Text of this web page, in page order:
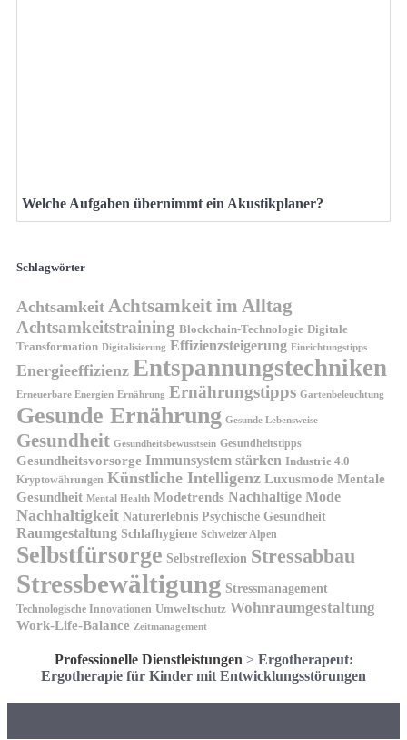
Welche Aufgaben übernimmt ein Akustikplaner?
Schlagwörter
Achtsamkeit Achtsamkeit im Alltag
Achtsamkeitstraining Blockchain-Technologie Digitale
Transformation Digitalisierung Effizienzsteigerung Einrichtungstipps
Energieeffizienz Entspannungstechniken
Erneuerbare Energien Ernährung Ernährungstipps Gartenbeleuchtung
Gesunde Ernährung Gesunde Lebensweise
Gesundheit Gesundheitsbewusstsein Gesundheitstipps
Gesundheitsvorsorge Immunsystem stärken Industrie 4.0
Kryptowährungen Künstliche Intelligenz Luxusmode Mentale
Gesundheit Mental Health Modetrends Nachhaltige Mode
Nachhaltigkeit Naturerlebnis Psychische Gesundheit
Raumgestaltung Schlafhygiene Schweizer Alpen
Selbstfürsorge Selbstreflexion Stressabbau
Stressbewältigung Stressmanagement
Technologische Innovationen Umweltschutz Wohnraumgestaltung
Work-Life-Balance Zeitmanagement
Professionelle Dienstleistungen > Ergotherapeut:
Ergotherapie für Kinder mit Entwicklungsstörungen